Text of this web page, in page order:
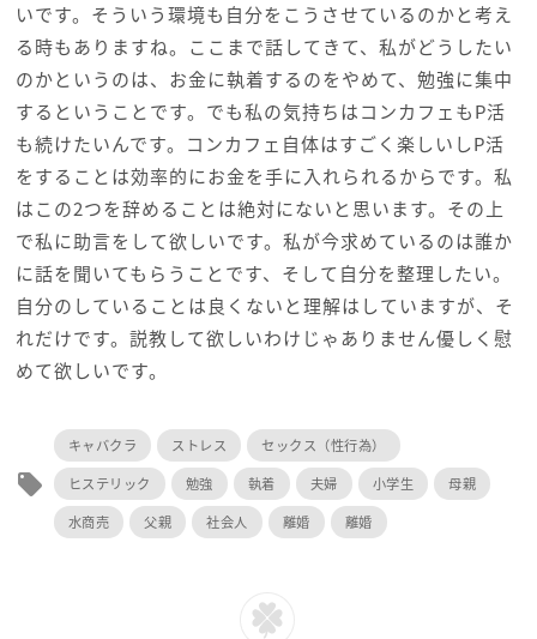
いです。そういう環境も自分をこうさせているのかと考え
る時もありますね。ここまで話してきて、私がどうしたい
のかというのは、お金に執着するのをやめて、勉強に集中
するということです。でも私の気持ちはコンカフェもP活
も続けたいんです。コンカフェ自体はすごく楽しいしP活
をすることは効率的にお金を手に入れられるからです。私
はこの2つを辞めることは絶対にないと思います。その上
で私に助言をして欲しいです。私が今求めているのは誰か
に話を聞いてもらうことです、そして自分を整理したい。
自分のしていることは良くないと理解はしていますが、そ
れだけです。説教して欲しいわけじゃありません優しく慰
めて欲しいです。
local_offer
キャバクラ ストレス
セックス（性行為）
ヒステリック
勉強 執着 夫婦 小学生
母親
水商売
父親 社会人 離婚 離婚